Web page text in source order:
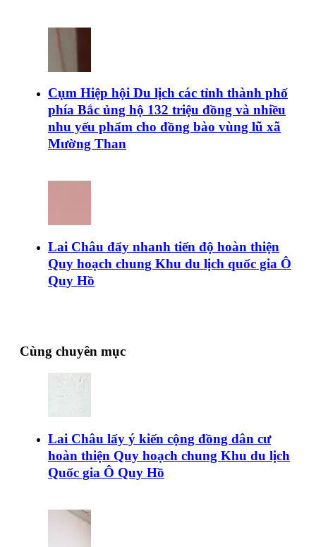
Cụm Hiệp hội Du lịch các tỉnh thành phố
phía Bắc ủng hộ 132 triệu đồng và nhiều
nhu yếu phẩm cho đồng bào vùng lũ xã
Mường Than
Lai Châu đẩy nhanh tiến độ hoàn thiện
Quy hoạch chung Khu du lịch quốc gia Ô
Quy Hồ
Cùng chuyên mục
Lai Châu lấy ý kiến cộng đồng dân cư
hoàn thiện Quy hoạch chung Khu du lịch
Quốc gia Ô Quy Hồ